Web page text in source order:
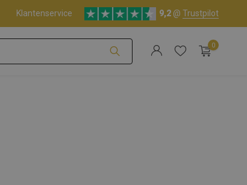
Klantenservice 9,2 @ Trustpilot
0